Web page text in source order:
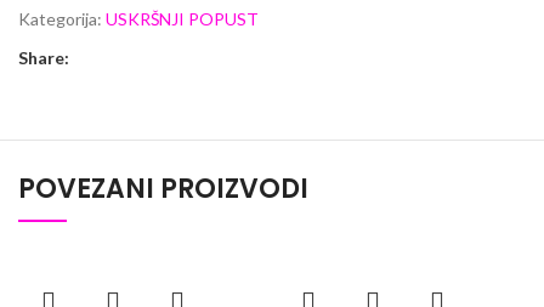
Kategorija: USKRŠNJI POPUST
Share:
POVEZANI PROIZVODI